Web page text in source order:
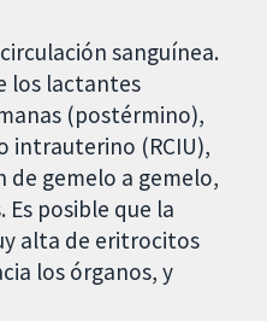
sanguínea.
los lactantes
(postérmino),
intrauterino (RCIU),
gemelo a gemelo,
posible que la
alta de eritrocitos
los órganos, y